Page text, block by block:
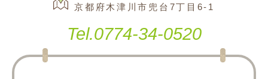
京都府木津川市兜台7丁目6-1
Tel.0774-34-0520